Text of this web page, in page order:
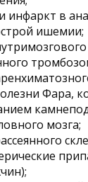
инфаркт в
ишемии;
Фара,
мозга;